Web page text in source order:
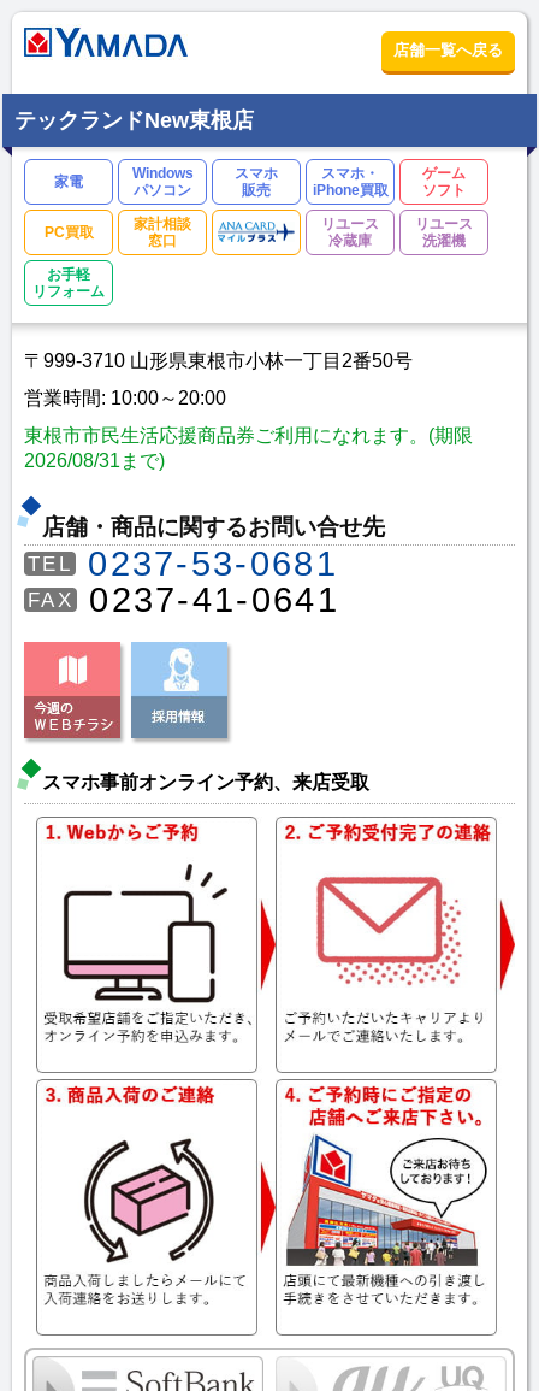
店舗一覧へ戻る
テックランドNew東根店
家電
Windows
パソコン
スマホ
販売
スマホ・
iPhone買取
ゲーム
ソフト
PC買取
家計相談
窓口
リユース
冷蔵庫
リユース
洗濯機
お手軽
リフォーム
〒999-3710 山形県東根市小林一丁目2番50号
営業時間: 10:00～20:00
東根市市民生活応援商品券ご利用になれます。(期限
2026/08/31まで)
店舗・商品に関するお問い合せ先
TEL 0237-53-0681
FAX 0237-41-0641
スマホ事前オンライン予約、来店受取